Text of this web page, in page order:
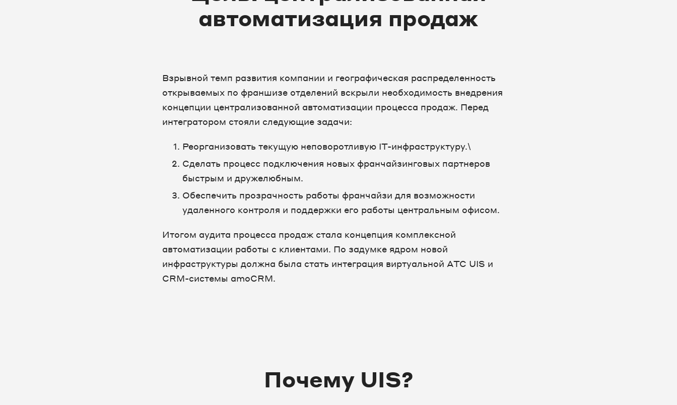
автоматизация продаж
Взрывной темп развития компании и географическая распределенность
открываемых по франшизе отделений вскрыли необходимость внедрения
концепции централизованной автоматизации процесса продаж. Перед
интегратором стояли следующие задачи:
Реорганизовать текущую неповоротливую IT-инфраструктуру.\
Сделать процесс подключения новых франчайзинговых партнеров
быстрым и дружелюбным.
Обеспечить прозрачность работы франчайзи для возможности
удаленного контроля и поддержки его работы центральным офисом.
Итогом аудита процесса продаж стала концепция комплексной
автоматизации работы с клиентами. По задумке ядром новой
инфраструктуры должна была стать интеграция виртуальной АТС UIS и
CRM-системы amoCRM.
Почему UIS?